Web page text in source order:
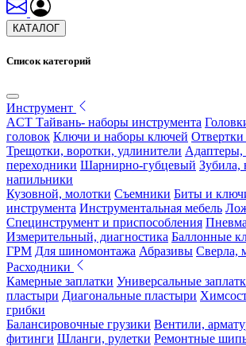
КАТАЛОГ
Список категорий
Инструмент
ACT Тайвань- наборы инструмента
головок Ключи и наборы ключей
Трещотки, воротки, удлинители Адаптеры,
переходники Шарнирно-губцевый Зубила,
напильники
Кузовной, молотки Съемники Биты и
инструмента Инструментальная мебель
Специнструмент и приспособления
Измерительный, диагностика Баллонные
ГРМ Для шиномонтажа Абразивы Сверла,
Расходники
Камерные заплатки Универсальные
пластыри Диагональные пластыри
грибки
Балансировочные грузики Вентили,
фитинги Шланги, рулетки Ремонтные